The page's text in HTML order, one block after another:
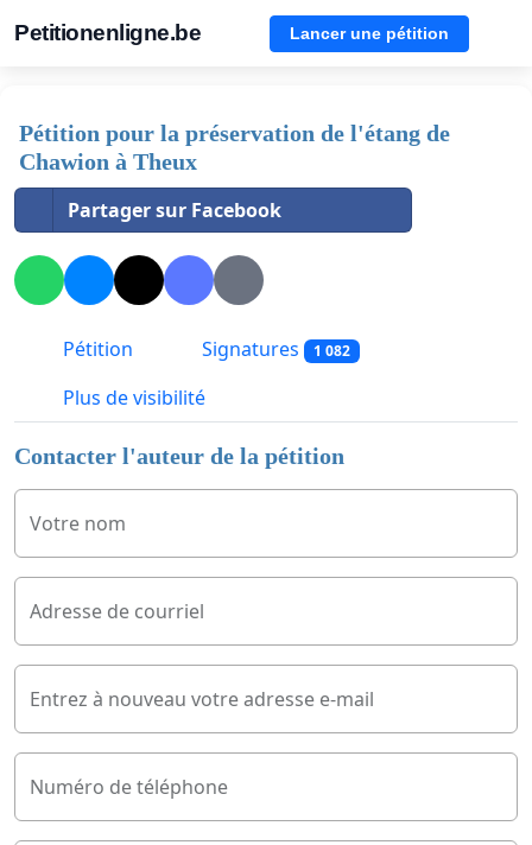
Petitionenligne.be Lancer une pétition
Pétition pour la préservation de l'étang de
Chawion à Theux
Partager sur Facebook
Pétition Signatures 1 082
Plus de visibilité
Contacter l'auteur de la pétition
Votre nom
Adresse de courriel
Entrez à nouveau votre adresse e-mail
Numéro de téléphone